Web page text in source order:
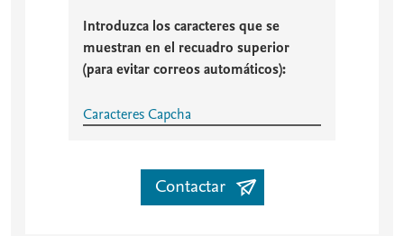
Introduzca los caracteres que se
muestran en el recuadro superior
(para evitar correos automáticos):
Caracteres Capcha
Contactar